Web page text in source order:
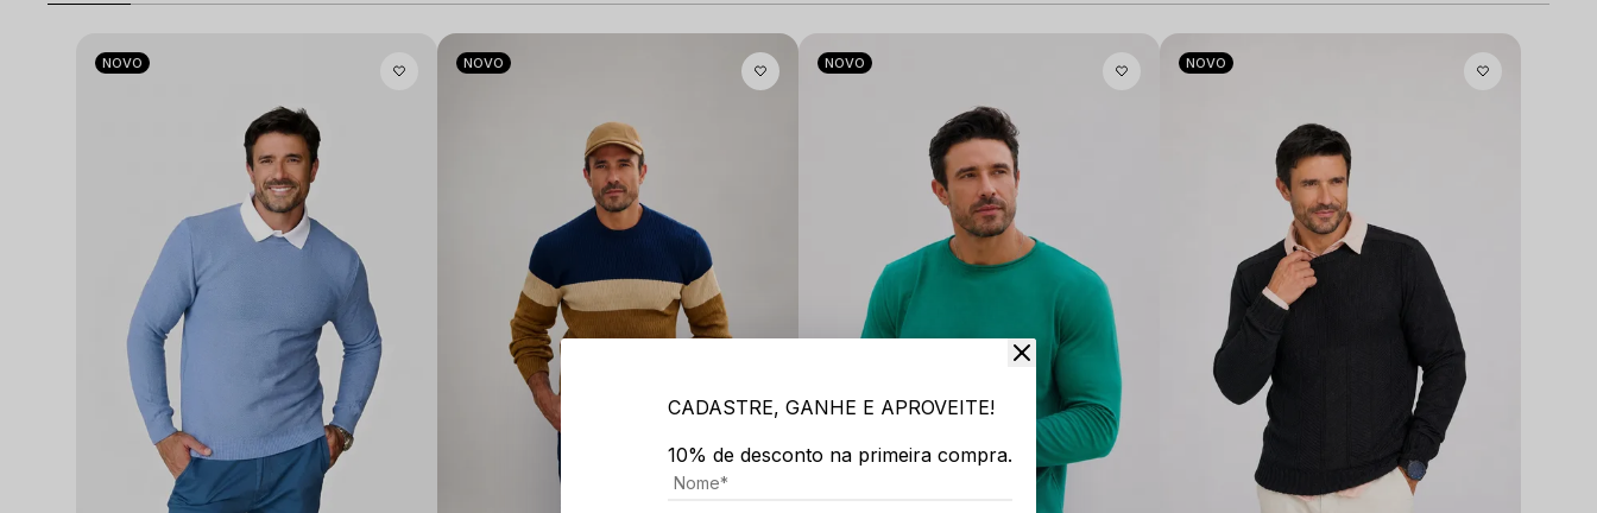
NOVO NOVO NOVO NOVO
CADASTRE, GANHE E APROVEITE!
10% de desconto na primeira compra.